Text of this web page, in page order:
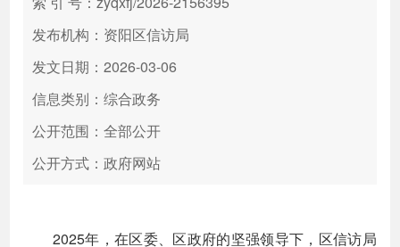
高效办成一件事
发布机构：资阳区信访局
发文日期：2026-03-06
信息类别：综合政务
公开范围：全部公开
公开方式：政府网站
2025年，在区委、区政府的坚强领导下，区信访局